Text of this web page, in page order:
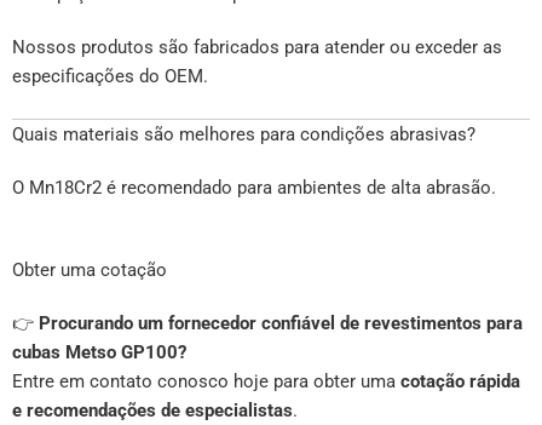
Nossos produtos são fabricados para atender ou exceder as
especificações do OEM.
Quais materiais são melhores para condições abrasivas?
O Mn18Cr2 é recomendado para ambientes de alta abrasão.
Obter uma cotação
👉 Procurando um fornecedor confiável de revestimentos para
cubas Metso GP100?
Entre em contato conosco hoje para obter uma cotação rápida
e recomendações de especialistas.